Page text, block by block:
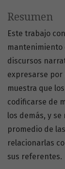
Resumen
Este trabajo
mantenimiento
discursos
expresarse por
muestra que
codificarse de
los demás, y
promedio de
relacionarlas
sus referentes.